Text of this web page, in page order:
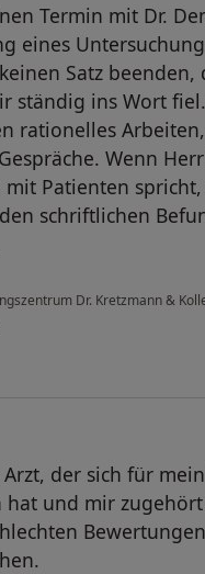
Termin mit Dr.
eines
Satz beenden,
ständig ins Wort
rationelles
Wenn
mit Patienten
schriftlichen
Dr. Kretzmann &
der sich für
hat und mir
Bewertungen